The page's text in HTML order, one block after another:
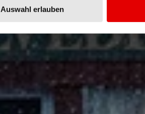
Auswahl erlauben